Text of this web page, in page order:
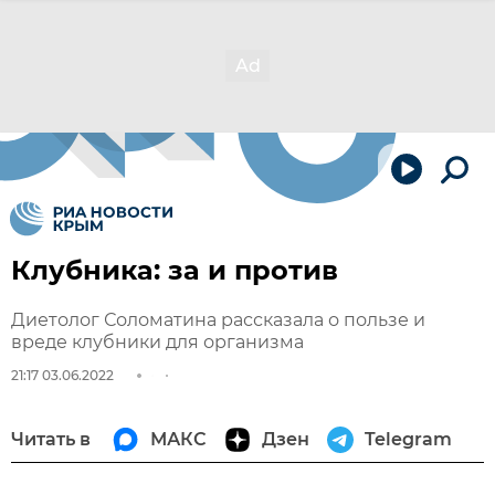
Клубника: за и против
Диетолог Соломатина рассказала о пользе и
вреде клубники для организма
21:17 03.06.2022
Читать в МАКС Дзен Telegram